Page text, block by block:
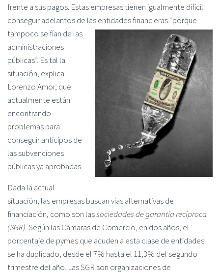
frente a sus pagos. Estas empresas tienen igualmente difícil
conseguir adelantos de las entidades financieras “porque
tampoco se fían de las
administraciones
públicas”. Es tal la
situación, explica
Lorenzo Amor, que
actualmente están
encontrando
problemas para
conseguir anticipos de
las subvenciones
públicas ya aprobadas
Dada la actual
situación, las empresas buscan vías alternativas de
financiación, como son lassociedades de garantía recíproca
(SGR). Según las Cámaras de Comercio, en dos años, el
porcentaje de pymes que acuden a esta clase de entidades
se ha duplicado, desde el 7% hasta el 11,3% del segundo
trimestre del año. Las SGR son organizaciones de